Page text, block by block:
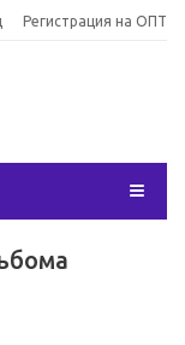
Регистрация на ОПТ